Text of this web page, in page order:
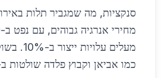
סנקציות, מה שמגביר תלות
מעלים